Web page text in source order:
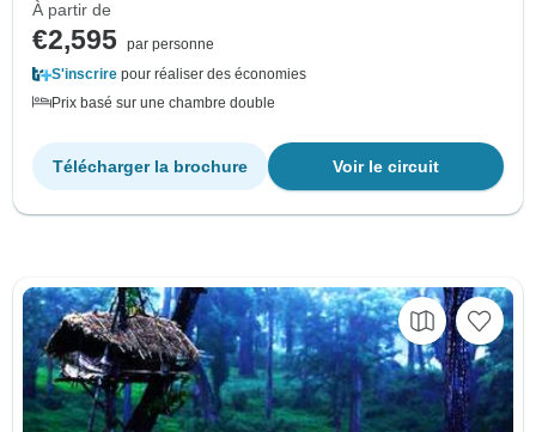
À partir de
€2,595 par personne
S'inscrire pour réaliser des économies
Prix basé sur une chambre double
Voir le circuit
Télécharger la brochure